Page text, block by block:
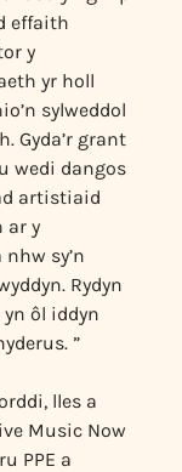
effaith
y
yr holl
sylweddol
Gyda’r grant
wedi dangos
artistiaid
ar y
sy’n
Rydyn
ôl iddyn
”
lles a
Music Now
PPE a